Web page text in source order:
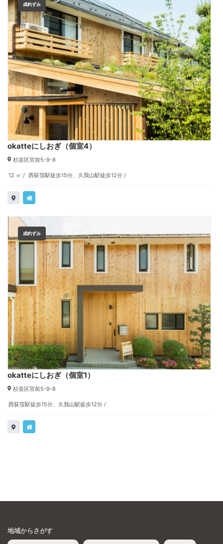
成約ずみ
okatteにしおぎ（個室4）
杉並区宮前5-9-8
12 ㎡ 西荻窪駅徒歩15分、久我山駅徒歩12分
成約ずみ
okatteにしおぎ（個室1）
杉並区宮前5-9-8
西荻窪駅徒歩15分、久我山駅徒歩12分
地域からさがす